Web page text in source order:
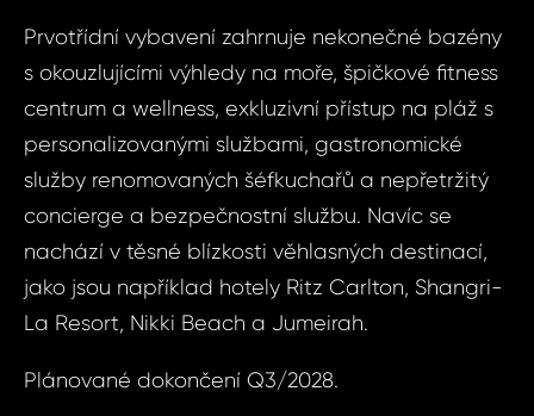
Prvotřídní vybavení zahrnuje nekonečné bazény
s okouzlujícími výhledy na moře, špičkové fitness
centrum a wellness, exkluzivní přístup na pláž s
personalizovanými službami, gastronomické
služby renomovaných šéfkuchařů a nepřetržitý
concierge a bezpečnostní službu. Navíc se
nachází v těsné blízkosti věhlasných destinací,
jako jsou například hotely Ritz Carlton, Shangri-
La Resort, Nikki Beach a Jumeirah.
Plánované dokončení Q3/2028.
Váš